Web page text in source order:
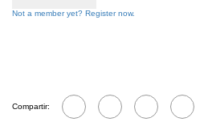
Not a member yet? Register now.
Compartir: